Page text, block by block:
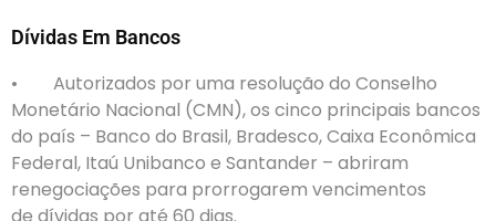
Dívidas Em Bancos
• Autorizados por uma resolução do Conselho
Monetário Nacional (CMN), os cinco principais bancos
do país – Banco do Brasil, Bradesco, Caixa Econômica
Federal, Itaú Unibanco e Santander – abriram
renegociações para prorrogarem vencimentos